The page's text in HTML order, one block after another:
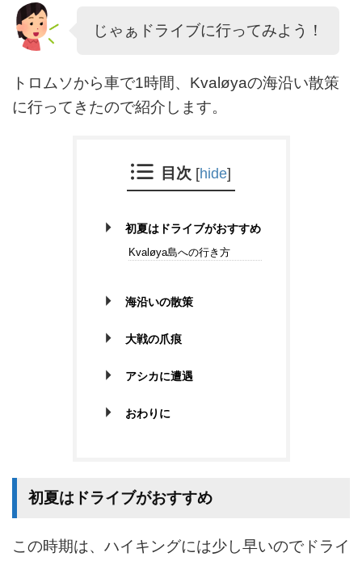
じゃぁドライブに行ってみよう！
トロムソから車で1時間、Kvaløyaの海沿い散策
に行ってきたので紹介します。
目次 [hide]
初夏はドライブがおすすめ
Kvaløya島への行き方
海沿いの散策
大戦の爪痕
アシカに遭遇
おわりに
初夏はドライブがおすすめ
この時期は、ハイキングには少し早いのでドライ